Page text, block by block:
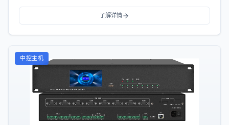
串口、16个红外...
了解详情
中控主机